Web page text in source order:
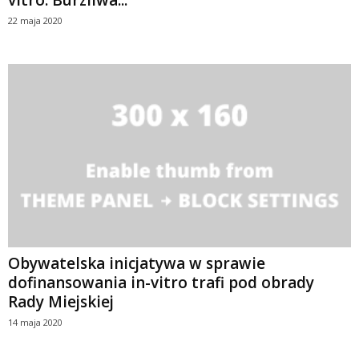
22 maja 2020
Obywatelska inicjatywa w sprawie
dofinansowania in-vitro trafi pod obrady
Rady Miejskiej
14 maja 2020